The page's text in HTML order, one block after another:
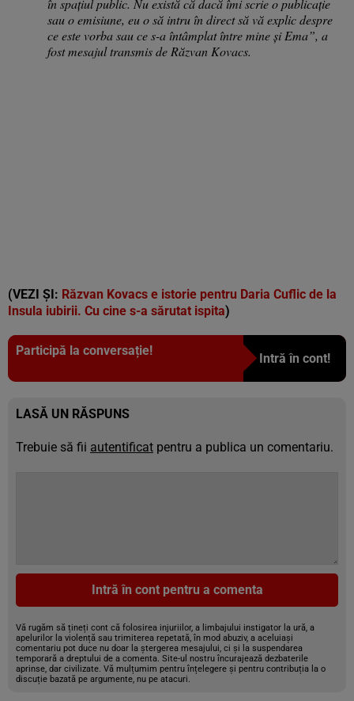
în spațiul public. Nu există că dacă îmi scrie o publicație
sau o emisiune, eu o să intru în direct să vă explic despre
ce este vorba sau ce s-a întâmplat între mine și Ema”, a
fost mesajul transmis de Răzvan Kovacs.
(VEZI ȘI: Răzvan Kovacs e istorie pentru Daria Cuflic de la
Insula iubirii. Cu cine s-a sărutat ispita)
Participă la conversație!
Intră în cont!
LASĂ UN RĂSPUNS
Trebuie să fii autentificat pentru a publica un comentariu.
Intră în cont pentru a comenta
Vă rugăm să țineți cont că folosirea injuriilor, a limbajului instigator la ură, a
apelurilor la violență sau trimiterea repetată, în mod abuziv, a aceluiași
comentariu pot duce nu doar la ștergerea mesajului, ci și la suspendarea
temporară a dreptului de a comenta. Site-ul nostru încurajează dezbaterile
aprinse, dar civilizate. Vă mulțumim pentru înțelegere și pentru contribuția la o
discuție bazată pe argumente, nu pe atacuri.